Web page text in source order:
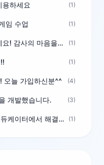
하세요 (1)
임 수업 (1)
📢 ForEducator를 소문내주세요! 감사의 마음을 담은 포인트 선물 (1)
(1)
오늘 가입하신분^^ (4)
개발했습니다. (3)
학급 임원 선거 간단하게 포에듀케이터에서 해결하세요! (1)